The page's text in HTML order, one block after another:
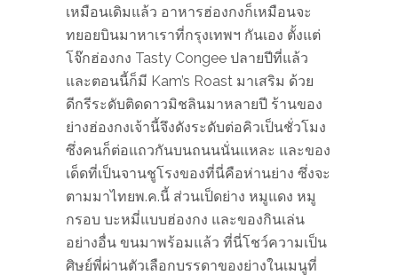
เหมือนเดิมแล้ว อาหารฮ่องกงก็เหมือนจะ
ทยอยบินมาหาเราที่กรุงเทพฯ กันเอง ตั้งแต่
โจ๊กฮ่องกง Tasty Congee ปลายปีที่แล้ว
และตอนนี้ก็มี Kam’s Roast มาเสริม ด้วย
ดีกรีระดับติดดาวมิชลินมาหลายปี ร้านของ
ย่างฮ่องกงเจ้านี้จึงดังระดับต่อคิวเป็นชั่วโมง
ซึ่งคนก็ต่อแถวกันบนถนนนั่นแหละ และของ
เด็ดที่เป็นจานชูโรงของที่นี่คือห่านย่าง ซึ่งจะ
ตามมาไทยพ.ค.นี้ ส่วนเป็ดย่าง หมูแดง หมู
กรอบ บะหมี่แบบฮ่องกง และของกินเล่น
อย่างอื่น ขนมาพร้อมแล้ว ที่นี่โชว์ความเป็น
ศิษย์พี่ผ่านตัวเลือกบรรดาของย่างในเมนูที่